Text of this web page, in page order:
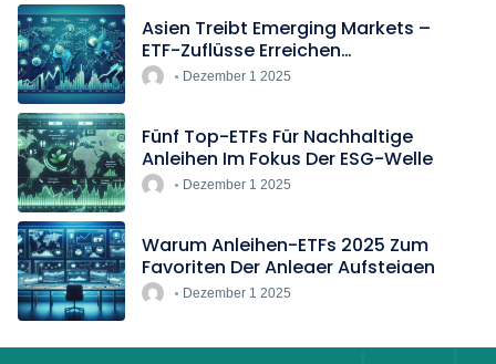
Asien Treibt Emerging Markets –
ETF-Zuflüsse Erreichen
Rekordtempo
Dezember 1 2025
Fünf Top-ETFs Für Nachhaltige
Anleihen Im Fokus Der ESG-Welle
Dezember 1 2025
Warum Anleihen-ETFs 2025 Zum
Favoriten Der Anleger Aufsteigen
Dezember 1 2025